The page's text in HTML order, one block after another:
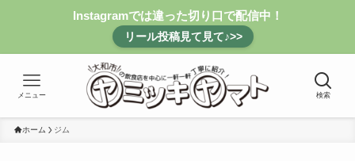
Instagramでは違った切り口で配信中！
リール投稿見て見て♪>>
検索
メニュー
ホーム ジム